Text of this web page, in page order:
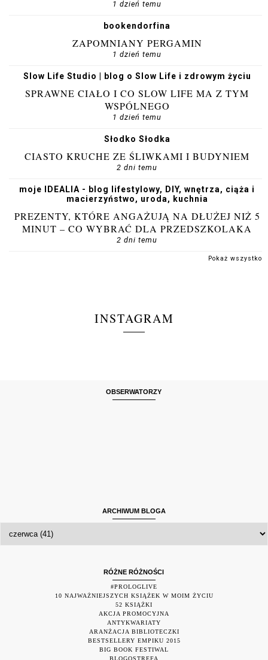
1 dzień temu
bookendorfina
ZAPOMNIANY PERGAMIN
1 dzień temu
Slow Life Studio | blog o Slow Life i zdrowym życiu
SPRAWNE CIAŁO I CO SLOW LIFE MA Z TYM
WSPÓLNEGO
1 dzień temu
Słodko Słodka
CIASTO KRUCHE ZE ŚLIWKAMI I BUDYNIEM
2 dni temu
moje IDEALIA - blog lifestylowy, DIY, wnętrza, ciąża i
macierzyństwo, uroda, kuchnia
PREZENTY, KTÓRE ANGAŻUJĄ NA DŁUŻEJ NIŻ 5
MINUT – CO WYBRAĆ DLA PRZEDSZKOLAKA
2 dni temu
Pokaż wszystko
INSTAGRAM
OBSERWATORZY
ARCHIWUM BLOGA
RÓŻNE RÓŻNOŚCI
#PROLOGLIVE
10 NAJWAŻNIEJSZYCH KSIĄŻEK W MOIM ŻYCIU
52 KSIĄŻKI
AKCJA PROMOCYJNA
ANTYKWARIATY
ARANŻACJA BIBLIOTECZKI
BESTSELLERY EMPIKU 2015
BIG BOOK FESTIWAL
BLOGOSTREFA